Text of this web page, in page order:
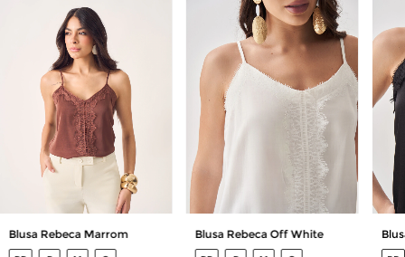
Blusa Rebeca Marrom Blusa Rebeca Off White